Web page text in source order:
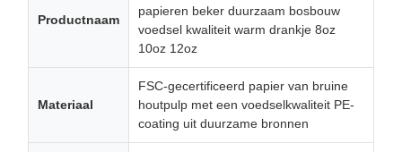
Productnaam
papieren beker duurzaam bosbouw
voedsel kwaliteit warm drankje 8oz
10oz 12oz
Materiaal
FSC-gecertificeerd papier van bruine
houtpulp met een voedselkwaliteit PE-
coating uit duurzame bronnen